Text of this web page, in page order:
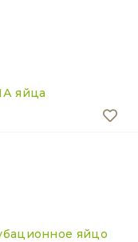
яйца
яйцо